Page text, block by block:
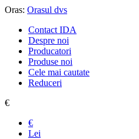
Oras: Orasul dvs
Contact IDA
Despre noi
Producatori
Produse noi
Cele mai cautate
Reduceri
€
€
Lei